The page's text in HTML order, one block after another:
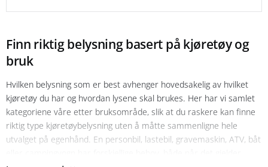
Finn riktig belysning basert på kjøretøy og
bruk
Hvilken belysning som er best avhenger hovedsakelig av hvilket
kjøretøy du har og hvordan lysene skal brukes. Her har vi samlet
kategoriene våre etter bruksområde, slik at du raskere kan finne
riktig type kjøretøybelysning uten å måtte sammenligne hele
utvalget på egenhånd. En personbil, lastebil, gravemaskin, ATV, båt